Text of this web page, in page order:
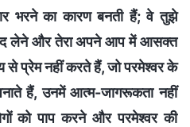
भरने का कारण बनती हैं; वे तुझे
लेने और तेरा अपने आप में आसक्त
से प्रेम नहीं करते हैं, जो परमेश्वर के
हैं, उनमें आत्म-जागरूकता नहीं
को पाप करने और परमेश्वर की